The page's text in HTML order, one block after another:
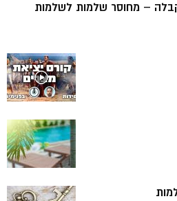
– מחוסר שלמות לשלמות